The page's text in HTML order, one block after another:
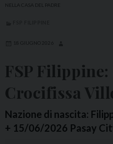
NELLA CASA DEL PADRE
18 GIUGNO 2026
FSP Filippine:
Crocifissa
Nazione di nascita:
+ 15/06/2026 Pasay